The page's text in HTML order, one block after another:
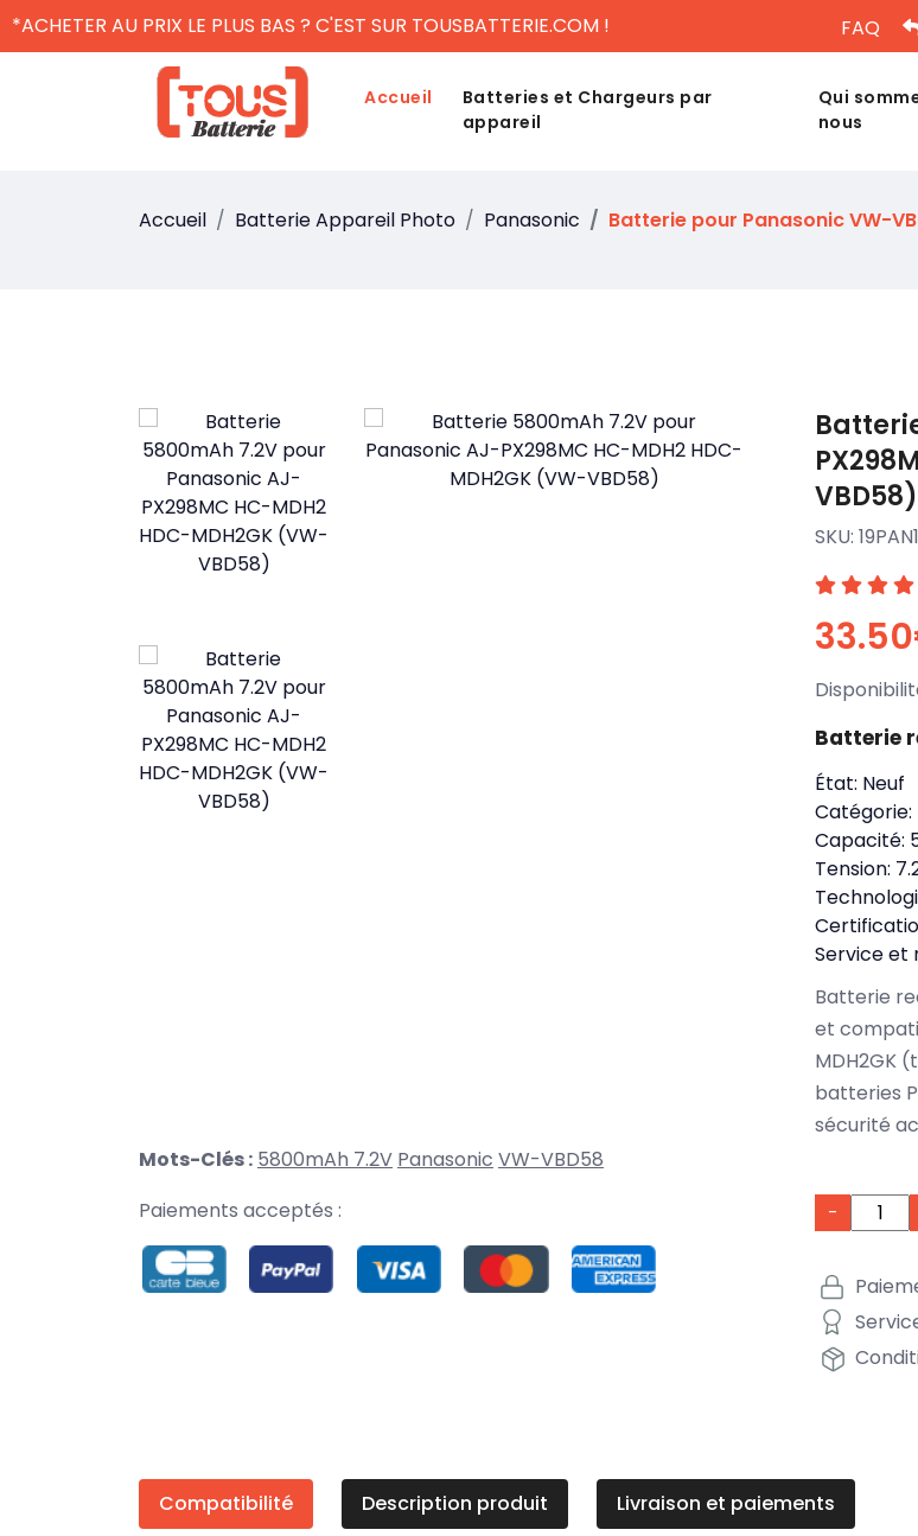
*ACHETER AU PRIX LE PLUS BAS ? C'EST SUR TOUSBATTERIE.COM ! FAQ
Accueil
Batteries et Chargeurs par
appareil
Qui
nous
Accueil Batterie Appareil Photo Panasonic Batterie pour Panasonic VW-
Mots-Clés : 5800mAh 7.2V Panasonic VW-VBD58
Paiements acceptés :
VBD58)
SKU:
Batterie
État: Neuf
Catégorie:
Capacité:
Tension:
Service et
Batterie
et
MDH2GK
batteries
sécurité
-
Compatibilité Description produit Livraison et paiements